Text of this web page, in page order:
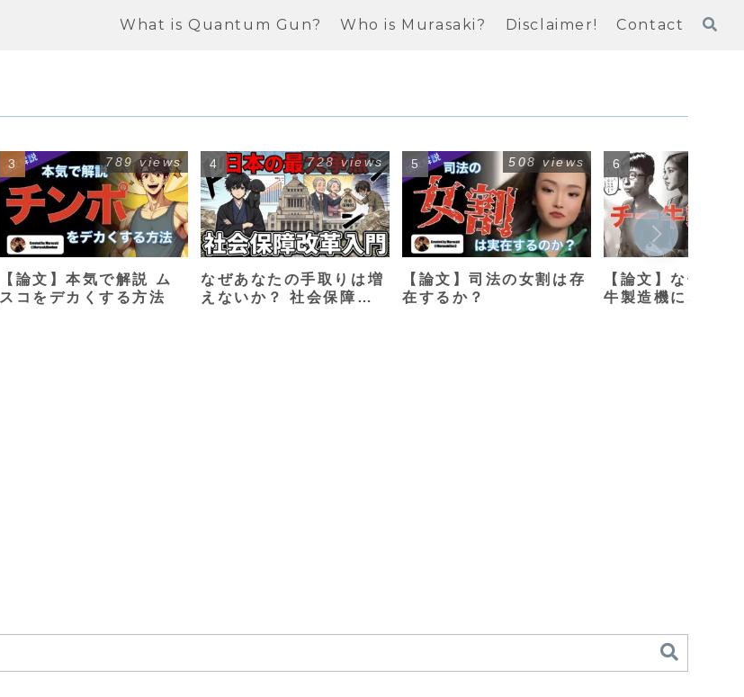
What is Quantum Gun? Who is Murasaki? Disclaimer! Contact
【論文】本気で解説 ム
スコをデカくする方法
789 views
なぜあなたの手取りは増
えないか？ 社会保障改
728 views
【論文】司法の女割は存
在するか？
508 views
【論文】なぜ母親
牛製造機になって